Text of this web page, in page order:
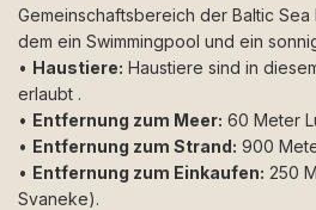
Gemeinschaftsbereich der Baltic Sea
dem ein Swimmingpool und ein
• Haustiere: Haustiere sind in
erlaubt .
• Entfernung zum Meer: 60 Meter
• Entfernung zum Strand: 900
• Entfernung zum Einkaufen: 250
Svaneke).